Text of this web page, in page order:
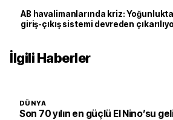
AB havalimanlarında kriz:
giriş-çıkış sistemi devreden
İlgili Haberler
DÜNYA
Son 70 yılın en güçlü El Nino’su